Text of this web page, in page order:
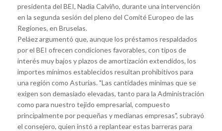
presidenta del BEI, Nadia Calviño, durante una intervención
en la segunda sesión del pleno del Comité Europeo de las
Regiones, en Bruselas.
Peláez argumentó que, aunque los préstamos respaldados
por el BEI ofrecen condiciones favorables, con tipos de
interés muy bajos y plazos de amortización extendidos, los
importes mínimos establecidos resultan prohibitivos para
una región como Asturias. "Las cantidades mínimas que se
exigen son demasiado elevadas, tanto para la Administración
como para nuestro tejido empresarial, compuesto
principalmente por pequeñas y medianas empresas", subrayó
el consejero, quien instó a replantear estas barreras para